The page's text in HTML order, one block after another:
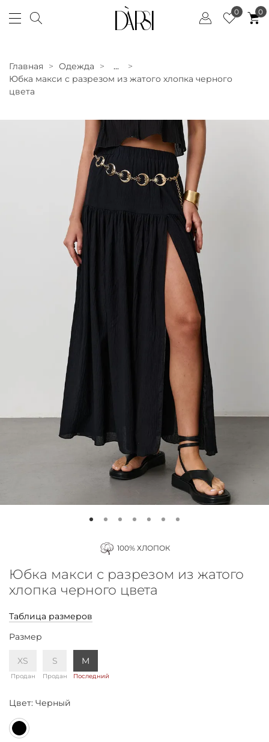
0 0
Главная Одежда
...
Юбка макси с разрезом из жатого хлопка черного
цвета
Юбка макси с разрезом из жатого
хлопка черного цвета
100% ХЛОПОК
Таблица размеров
Размер
XS
Продан
S
Продан
M
Последний
Цвет: Черный